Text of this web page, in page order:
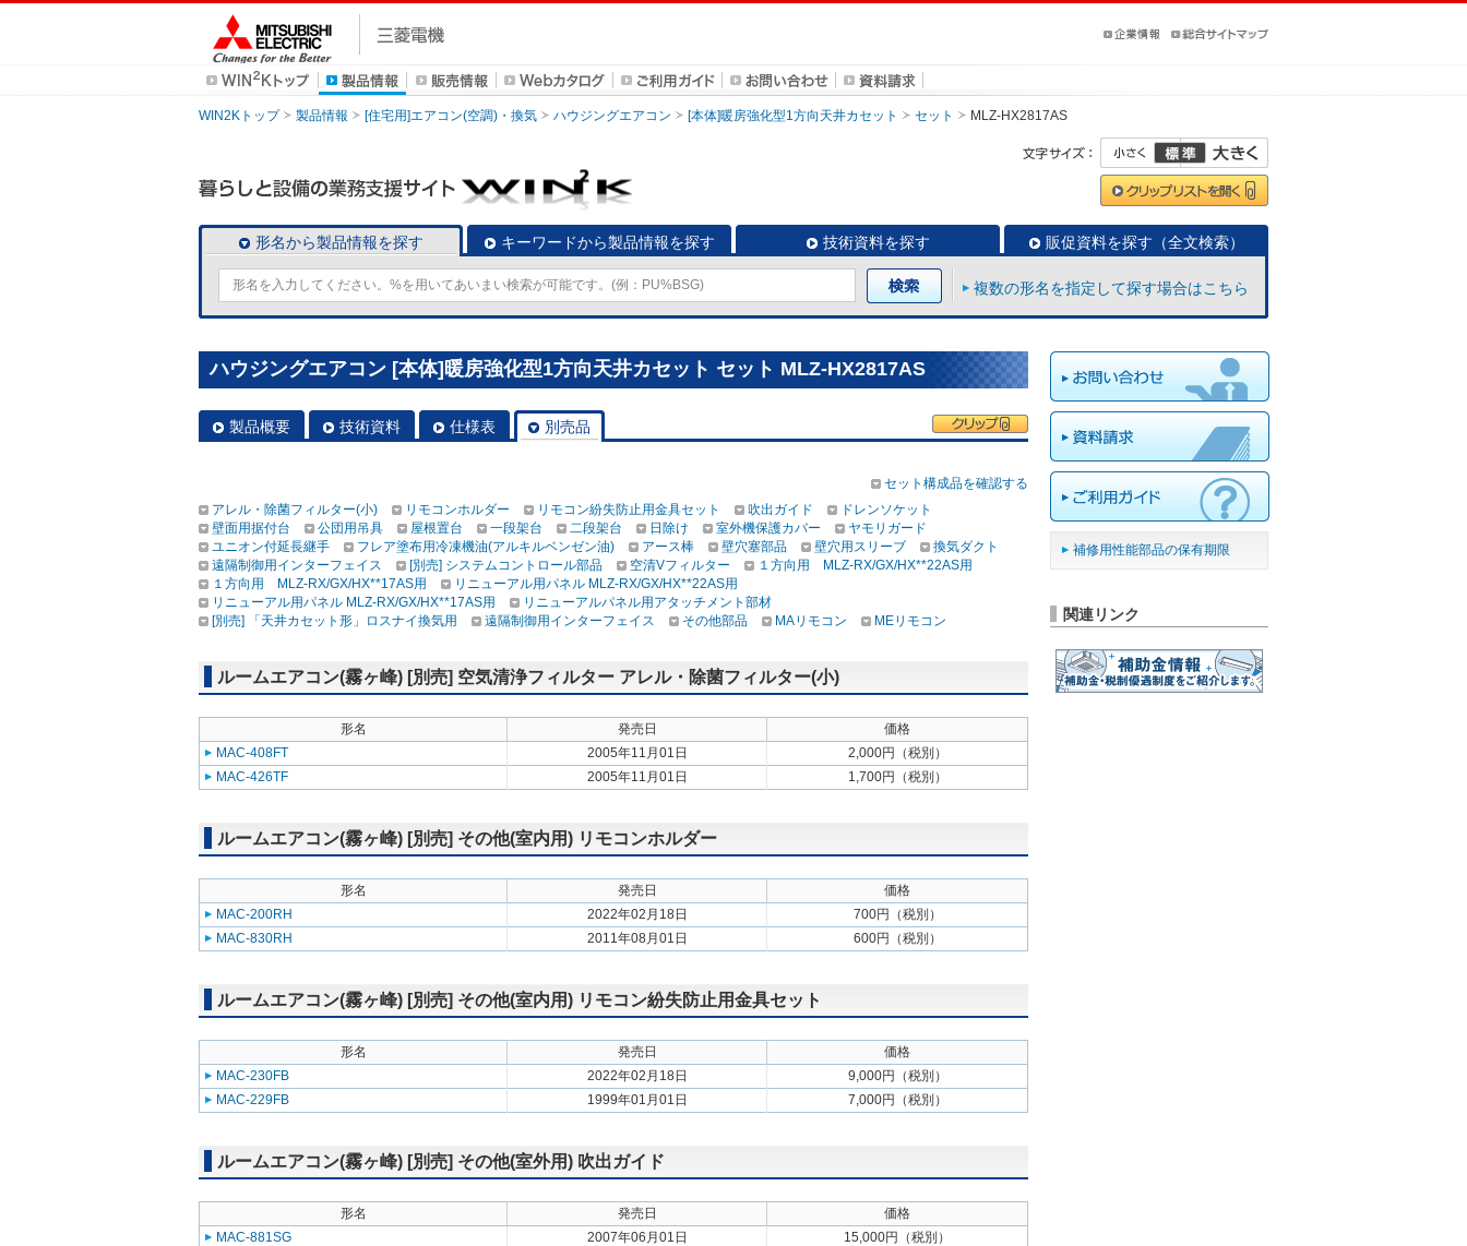
WIN2Kトップ 製品情報 [住宅用]エアコン(空調)・換気 ハウジングエアコン [本体]暖房強化型1方向天井カセット セット MLZ-HX2817AS
形名から製品情報を探す キーワードから製品情報を探す 技術資料を探す 販促資料を探す（全文検索）
複数の形名を指定して探す場合はこちら
ハウジングエアコン [本体]暖房強化型1方向天井カセット セット MLZ-HX2817AS
製品概要 技術資料 仕様表 別売品
セット構成品を確認する
アレル・除菌フィルター(小)
リモコンホルダー リモコン紛失防止用金具セット 吹出ガイド
ドレンソケット
壁面用据付台
公団用吊具 屋根置台 一段架台 二段架台 日除け 室外機保護カバー
ヤモリガード
ユニオン付延長継手
フレア塗布用冷凍機油(アルキルベンゼン油) アース棒 壁穴塞部品 壁穴用スリーブ
換気ダクト
遠隔制御用インターフェイス
[別売] システムコントロール部品 空清Vフィルター
１方向用 MLZ-RX/GX/HX**22AS用
１方向用 MLZ-RX/GX/HX**17AS用
リニューアル用パネル MLZ-RX/GX/HX**22AS用
リニューアル用パネル MLZ-RX/GX/HX**17AS用
リニューアルパネル用アタッチメント部材
[別売] 「天井カセット形」ロスナイ換気用
遠隔制御用インターフェイス その他部品 MAリモコン MEリモコン
ルームエアコン(霧ヶ峰) [別売] 空気清浄フィルター アレル・除菌フィルター(小)
形名 発売日
価格
MAC-408FT
2005年11月01日
2,000円（税別）
MAC-426TF
2005年11月01日 1,700円（税別）
ルームエアコン(霧ヶ峰) [別売] その他(室内用) リモコンホルダー
形名 発売日
価格
MAC-200RH
2022年02月18日
700円（税別）
MAC-830RH
2011年08月01日 600円（税別）
ルームエアコン(霧ヶ峰) [別売] その他(室内用) リモコン紛失防止用金具セット
形名 発売日
価格
MAC-230FB
2022年02月18日
9,000円（税別）
MAC-229FB
1999年01月01日 7,000円（税別）
ルームエアコン(霧ヶ峰) [別売] その他(室外用) 吹出ガイド
形名 発売日
価格
MAC-881SG
2007年06月01日 15,000円（税別）
補修用性能部品の保有期限
関連リンク